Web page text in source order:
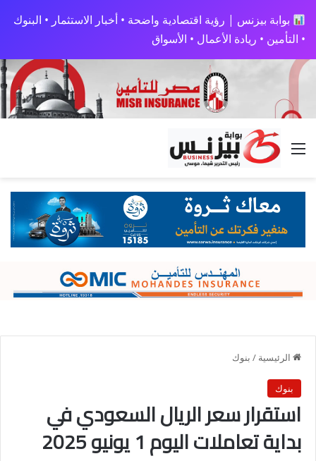
بوابة بيزنس | رؤية اقتصادية واضحة • أخبار الاستثمار • البنوك
• التأمين • ريادة الأعمال • الأسواق
القائمة
الرئيسية / بنوك
بنوك
استقرار سعر الريال السعودي في
بداية تعاملات اليوم 1 يونيو 2025